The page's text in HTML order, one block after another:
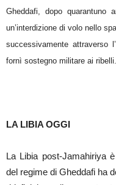
Gheddafi, dopo quarantuno
un’interdizione di volo nello
successivamente attraverso
fornì sostegno militare ai ribelli.
LA LIBIA OGGI
La Libia post-Jamahiriya
del regime di Gheddafi ha